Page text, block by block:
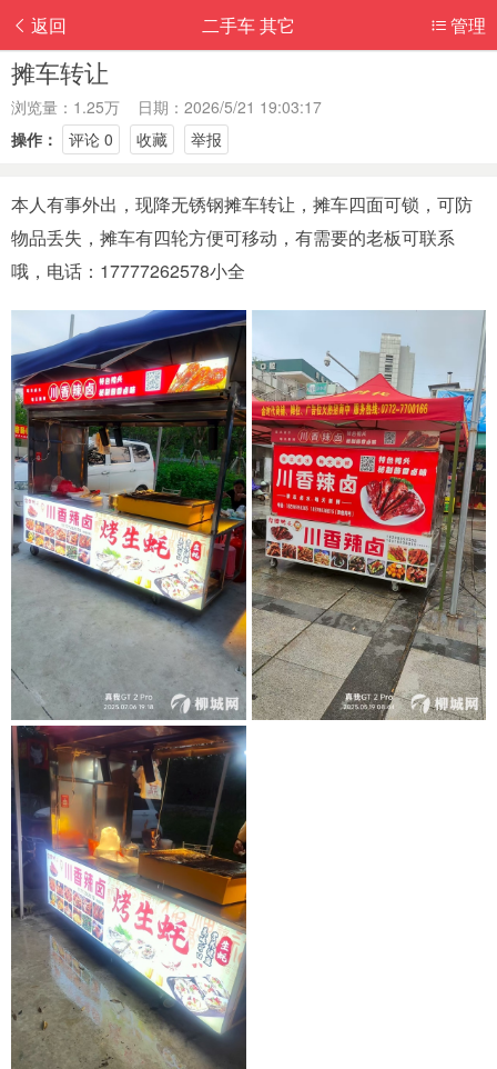
返回 管理
二手车 其它
摊车转让
浏览量：1.25万 日期：2026/5/21 19:03:17
操作：
评论 0 收藏 举报
本人有事外出，现降无锈钢摊车转让，摊车四面可锁，可防
物品丢失，摊车有四轮方便可移动，有需要的老板可联系
哦，电话：17777262578小全